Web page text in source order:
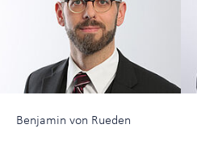
Benjamin von Rueden